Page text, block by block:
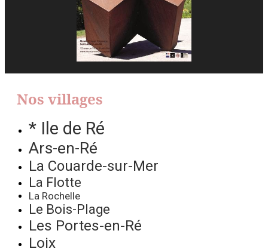
Nos villages
* Ile de Ré
Ars-en-Ré
La Couarde-sur-Mer
La Flotte
La Rochelle
Le Bois-Plage
Les Portes-en-Ré
Loix